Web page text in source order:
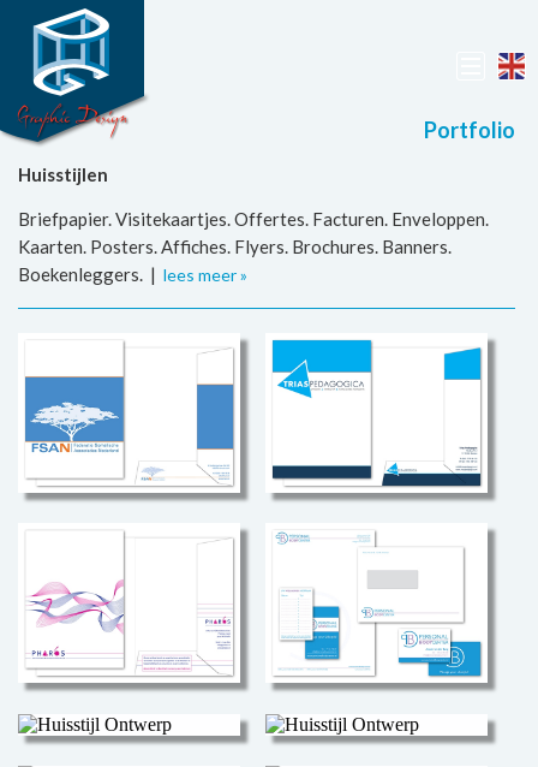
Portfolio
Huisstijlen
Briefpapier. Visitekaartjes. Offertes. Facturen. Enveloppen.
Kaarten. Posters. Affiches. Flyers. Brochures. Banners.
Boekenleggers. | lees meer »